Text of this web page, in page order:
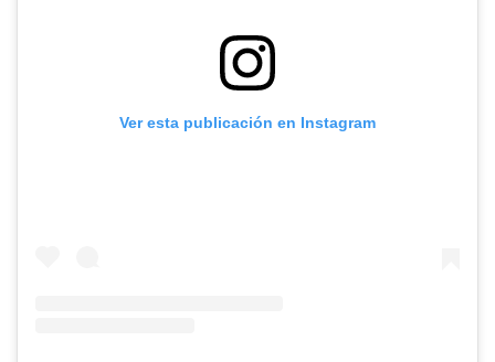
Ver esta publicación en Instagram